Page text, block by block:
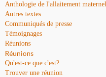
Anthologie de l'allaitement maternel
Autres textes
Communiqués de presse
Témoignages
Réunions
Réunions
Qu'est-ce que c'est?
Trouver une réunion